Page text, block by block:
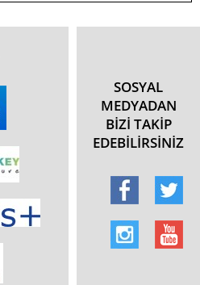
SOSYAL
MEDYADAN
BİZİ TAKİP
EDEBİLİRSİNİZ